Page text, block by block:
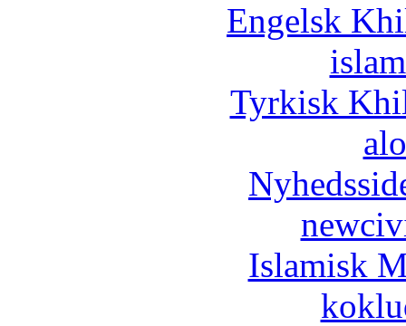
Engelsk
Tyrkisk
Islamisk